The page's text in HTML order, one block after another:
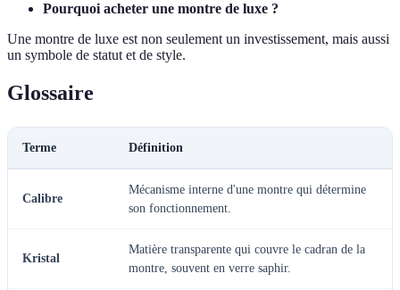
Pourquoi acheter une montre de luxe ?
Une montre de luxe est non seulement un investissement, mais aussi
un symbole de statut et de style.
Glossaire
Terme Définition
Calibre
Mécanisme interne d'une montre qui détermine
son fonctionnement.
Kristal
Matière transparente qui couvre le cadran de la
montre, souvent en verre saphir.